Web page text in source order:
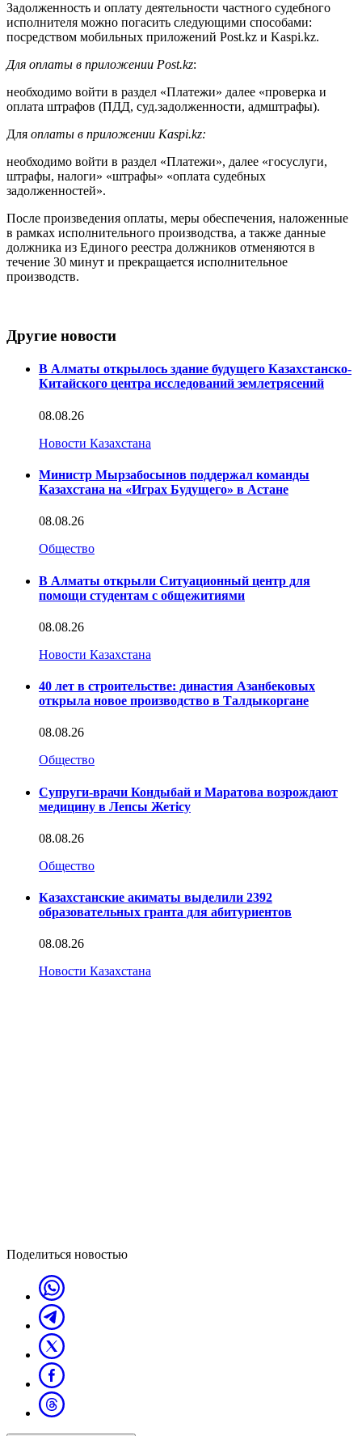
Задолженность и оплату деятельности частного судебного
исполнителя можно погасить следующими способами:
посредством мобильных приложений Post.kz и Kaspi.kz.
Для оплаты в приложении Post.kz:
необходимо войти в раздел «Платежи» далее «проверка и
оплата штрафов (ПДД, суд.задолженности, адмштрафы).
Для оплаты в приложении Kaspi.kz:
необходимо войти в раздел «Платежи», далее «госуслуги,
штрафы, налоги» «штрафы» «оплата судебных
задолженностей».
После произведения оплаты, меры обеспечения, наложенные
в рамках исполнительного производства, а также данные
должника из Единого реестра должников отменяются в
течение 30 минут и прекращается исполнительное
производств.
Другие новости
В Алматы открылось здание будущего Казахстанско-
Китайского центра исследований землетрясений
08.08.26
Новости Казахстана
Министр Мырзабосынов поддержал команды
Казахстана на «Играх Будущего» в Астане
08.08.26
Общество
В Алматы открыли Ситуационный центр для
помощи студентам с общежитиями
08.08.26
Новости Казахстана
40 лет в строительстве: династия Азанбековых
открыла новое производство в Талдыкоргане
08.08.26
Общество
Супруги-врачи Кондыбай и Маратова возрождают
медицину в Лепсы Жетісу
08.08.26
Общество
Казахстанские акиматы выделили 2392
образовательных гранта для абитуриентов
08.08.26
Новости Казахстана
Поделиться новостью